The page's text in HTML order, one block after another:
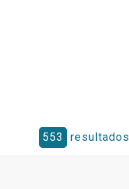
553 resultados